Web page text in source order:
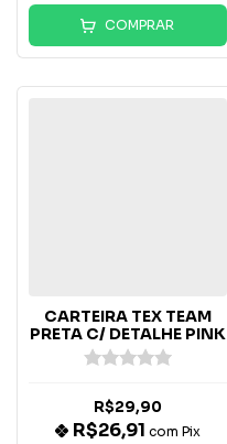
COMPRAR
CARTEIRA TEX TEAM
PRETA C/ DETALHE PINK
R$29,90
R$26,91 com Pix